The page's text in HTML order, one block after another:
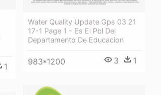
Water Quality Update Gps 03 21
17-1 Page 1 - Es El Pbl Del
Departamento De Educacion
983*1200 3 1
1